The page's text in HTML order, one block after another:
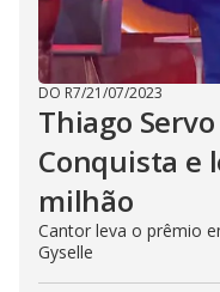
DO R7/21/07/2023
Thiago
Conquista e
milhão
Cantor leva o prêmio
Gyselle